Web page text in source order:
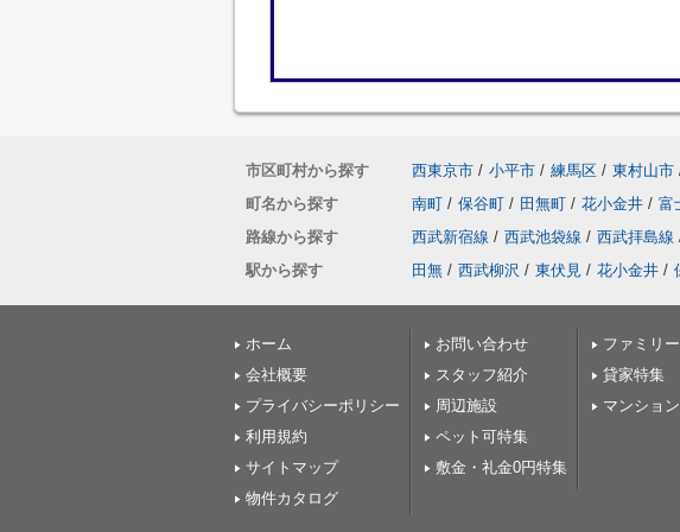
市区町村から探す 西東京市 / 小平市 / 練馬区 / 東村山市
町名から探す
南町 / 保谷町 / 田無町 / 花小金井 / 富
路線から探す
西武新宿線 / 西武池袋線 / 西武拝島線
駅から探す
田無 / 西武柳沢 / 東伏見 / 花小金井 /
ホーム
会社概要
プライバシーポリシー
利用規約
サイトマップ
物件カタログ
お問い合わせ
スタッフ紹介
周辺施設
ペット可特集
敷金・礼金0円特集
ファミリ
貸家特集
マンショ